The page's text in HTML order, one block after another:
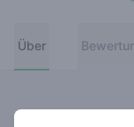
Über